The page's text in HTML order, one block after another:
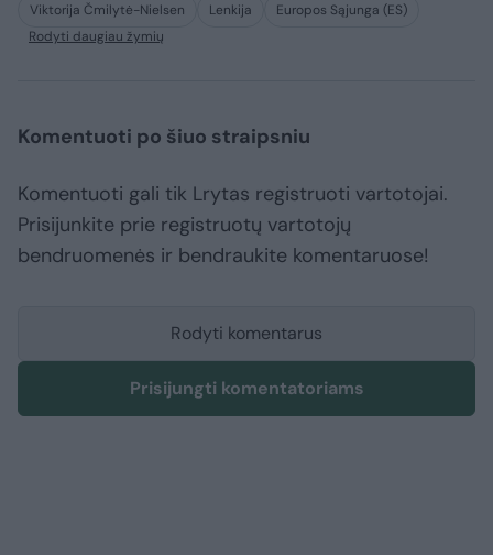
Viktorija Čmilytė-Nielsen Lenkija
Europos Sąjunga (ES)
Rodyti daugiau žymių
Komentuoti po šiuo straipsniu
Komentuoti gali tik Lrytas registruoti vartotojai.
Prisijunkite prie registruotų vartotojų
bendruomenės ir bendraukite komentaruose!
Rodyti komentarus
Prisijungti komentatoriams